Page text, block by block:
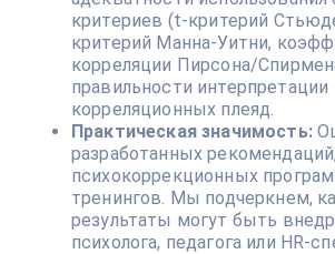
критериев (t-критерий
критерий Манна-Уитни,
корреляции Пирсона/
правильности интерпретации
корреляционных плеяд.
Практическая значимость:
разработанных рекомендаций,
психокоррекционных
тренингов. Мы подчеркнем,
результаты могут быть
психолога, педагога или HR-